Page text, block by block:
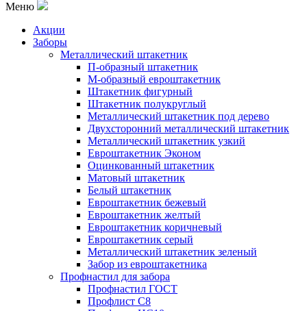
Меню
Акции
Заборы
Металлический штакетник
П-образный штакетник
М-образный евроштакетник
Штакетник фигурный
Штакетник полукруглый
Металлический штакетник под дерево
Двухсторонний металлический штакетник
Металлический штакетник узкий
Евроштакетник Эконом
Оцинкованный штакетник
Матовый штакетник
Белый штакетник
Евроштакетник бежевый
Евроштакетник желтый
Евроштакетник коричневый
Евроштакетник серый
Металлический штакетник зеленый
Забор из евроштакетника
Профнастил для забора
Профнастил ГОСТ
Профлист С8